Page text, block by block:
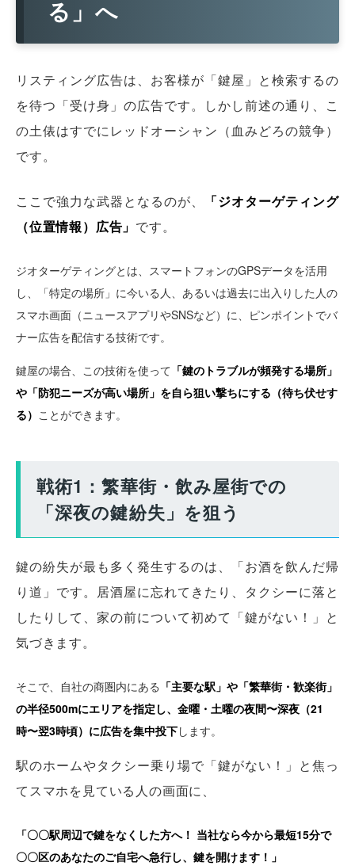
る」へ
リスティング広告は、お客様が「鍵屋」と検索するの
を待つ「受け身」の広告です。しかし前述の通り、こ
の土俵はすでにレッドオーシャン（血みどろの競争）
です。
ここで強力な武器となるのが、
「ジオターゲティング
（位置情報）広告」 です。
ジオターゲティングとは、スマートフォンのGPSデータを活用
し、「特定の場所」に今いる人、あるいは過去に出入りした人の
スマホ画面（ニュースアプリやSNSなど）に、ピンポイントでバ
ナー広告を配信する技術です。
鍵屋の場合、この技術を使って 「鍵のトラブルが頻発する場所」
や「防犯ニーズが高い場所」を自ら狙い撃ちにする（待ち伏せす
る） ことができます。
戦術1：繁華街・飲み屋街での
「深夜の鍵紛失」を狙う
鍵の紛失が最も多く発生するのは、「お酒を飲んだ帰
り道」です。居酒屋に忘れてきたり、タクシーに落と
したりして、家の前について初めて「鍵がない！」と
気づきます。
そこで、自社の商圏内にある 「主要な駅」や「繁華街・歓楽街」
の半径500mにエリアを指定し、金曜・土曜の夜間〜深夜（21
時〜翌3時頃）に広告を集中投下します。
駅のホームやタクシー乗り場で「鍵がない！」と焦っ
てスマホを見ている人の画面に、
「〇〇駅周辺で鍵をなくした方へ！ 当社なら今から最短15分で
〇〇区のあなたのご自宅へ急行し、鍵を開けます！」